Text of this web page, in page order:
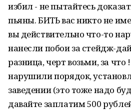
избил - не пытайтесь
пьяны. БИТЬ вас никто не
вы действительно что-то
нанесли побои за стейдж-
разница, черт возьми, за что
нарушили порядок,
заведении (это тоже надо
давайте заплатим 500